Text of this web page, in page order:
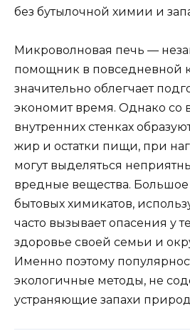
без бутылочной химии и
Микроволновая печь —
помощник в повседневной
значительно облегчает
экономит время. Однако со
внутренних стенках
жир и остатки пищи, при
могут выделяться
вредные вещества. Большое
бытовых химикатов,
часто вызывает опасения у
здоровье своей семьи и
Именно поэтому
экологичные методы, не
устраняющие запахи